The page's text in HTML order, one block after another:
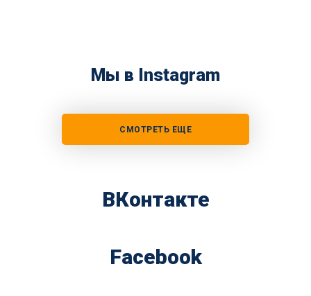
Мы в Instagram
СМОТРЕТЬ ЕЩЕ
ВКонтакте
Facebook